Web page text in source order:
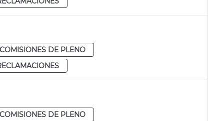
COMISIONES DE PLENO
COMISIONES DE PLENO